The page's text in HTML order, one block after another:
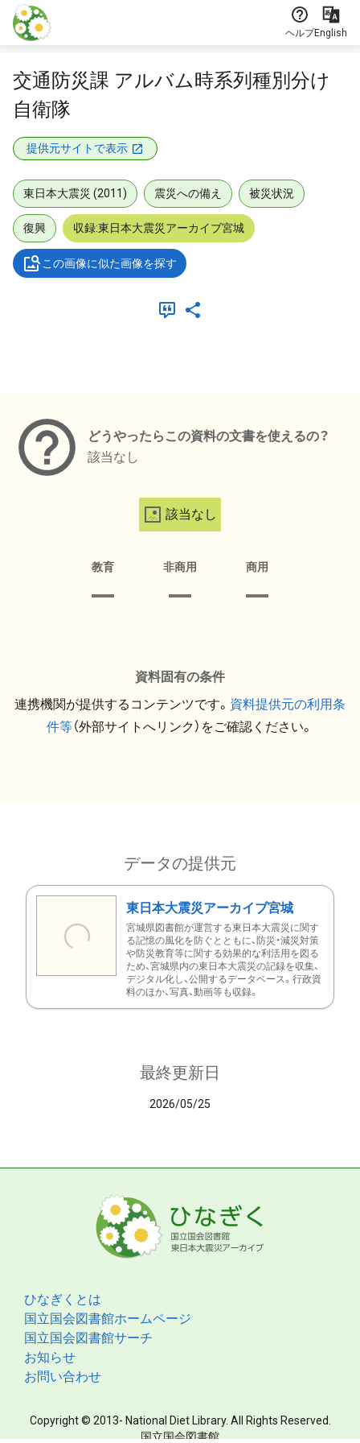
本文に飛ぶ
ヘルプEnglish
交通防災課 アルバム時系列種別分け
自衛隊
提供元サイトで表示
東日本大震災 (2011) 震災への備え 被災状況
復興 収録:東日本大震災アーカイブ宮城
この画像に似た画像を探す
どうやったらこの資料の文書を使えるの？
該当なし
該当なし
教育 非商用 商用
資料固有の条件
連携機関が提供するコンテンツです。 資料提供元の利用条
件等（外部サイトへリンク）をご確認ください。
データの提供元
東日本大震災アーカイブ宮城
宮城県図書館が運営する東日本大震災に関す
る記憶の風化を防ぐとともに、防災・減災対策
や防災教育等に関する効果的な利活用を図る
ため、宮城県内の東日本大震災の記録を収集、
デジタル化し、公開するデータベース。行政資
料のほか、写真、動画等も収録。
最終更新日
2026/05/25
ひなぎくとは
国立国会図書館ホームページ
国立国会図書館サーチ
お知らせ
お問い合わせ
Copyright © 2013- National Diet Library. All Rights Reserved.